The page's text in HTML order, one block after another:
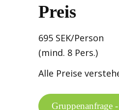
Preis
695 SEK/Person
(mind. 8 Pers.)
Alle Preise
Gruppenanfrage